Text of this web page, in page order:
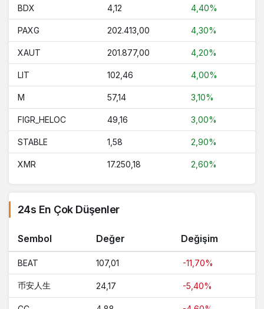
BDX 4,12 4,40%
PAXG 202.413,00 4,30%
XAUT 201.877,00 4,20%
LIT 102,46 4,00%
M 57,14 3,10%
FIGR_HELOC 49,16 3,00%
STABLE 1,58 2,90%
XMR 17.250,18 2,60%
24s En Çok Düşenler
Sembol Değer Değişim
BEAT 107,01 -11,70%
币安人生 24,17 -5,40%